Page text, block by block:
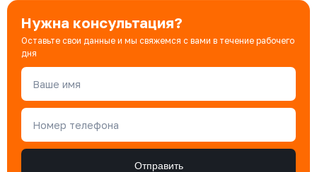
Нужна консультация?
Оставьте свои данные и мы свяжемся с вами в течение рабочего
дня
Ваше имя
Номер телефона
Отправить